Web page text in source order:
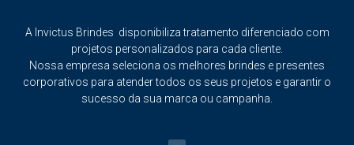
A Invictus Brindes disponibiliza tratamento diferenciado com
projetos personalizados para cada cliente.
Nossa empresa seleciona os melhores brindes e presentes
corporativos para atender todos os seus projetos e garantir o
sucesso da sua marca ou campanha.